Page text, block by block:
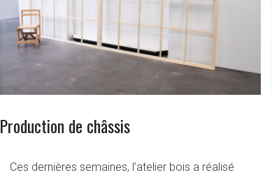
Production de châssis
Ces dernières semaines, l’atelier bois a réalisé